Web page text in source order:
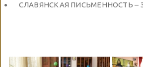
СЛАВЯНСКАЯ ПИСЬМЕННОСТЬ –